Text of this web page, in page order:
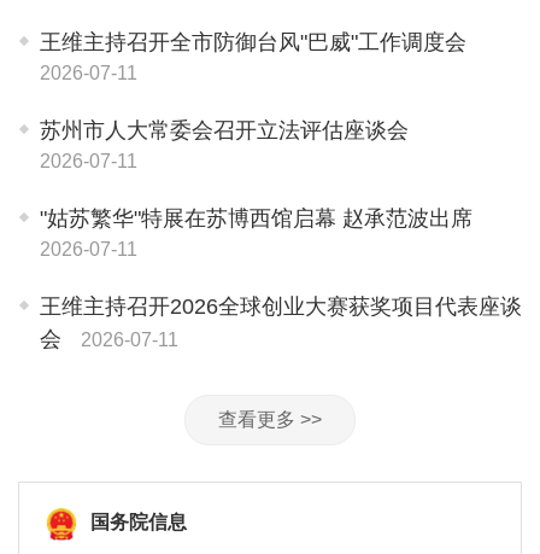
王维主持召开全市防御台风"巴威"工作调度会
2026-07-11
苏州市人大常委会召开立法评估座谈会
2026-07-11
"姑苏繁华"特展在苏博西馆启幕 赵承范波出席
2026-07-11
王维主持召开2026全球创业大赛获奖项目代表座谈
会
2026-07-11
查看更多 >>
国务院信息